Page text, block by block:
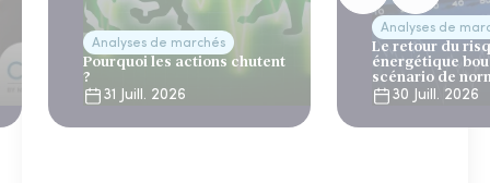
Analyses de marchés
Pourquoi les actions chutent
?
31 Juill. 2026
Analyses de
Le retour du
énergétique
scénario de
30 Juill. 2026